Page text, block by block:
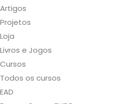
Artigos
Projetos
Loja
Livros e Jogos
Cursos
Todos os cursos
EAD